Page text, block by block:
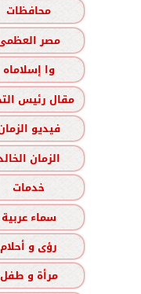
محافظات
مصر
وا إسلاماه
مقال رئيس
فيديو
الزمان
خدمات
سماء عربية
رؤى و أحلام
مرأة و طفل